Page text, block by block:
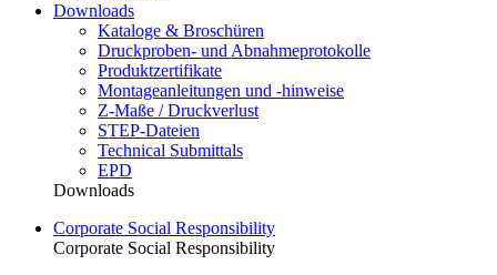
Downloads
Kataloge & Broschüren
Druckproben- und Abnahmeprotokolle
Produktzertifikate
Montageanleitungen und -hinweise
Z-Maße / Druckverlust
STEP-Dateien
Technical Submittals
EPD
Downloads
Corporate Social Responsibility
Corporate Social Responsibility